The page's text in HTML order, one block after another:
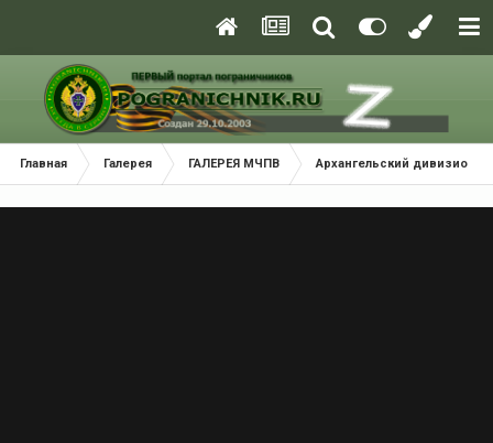
Главная Галерея ГАЛЕРЕЯ МЧПВ Архангельский дивизион